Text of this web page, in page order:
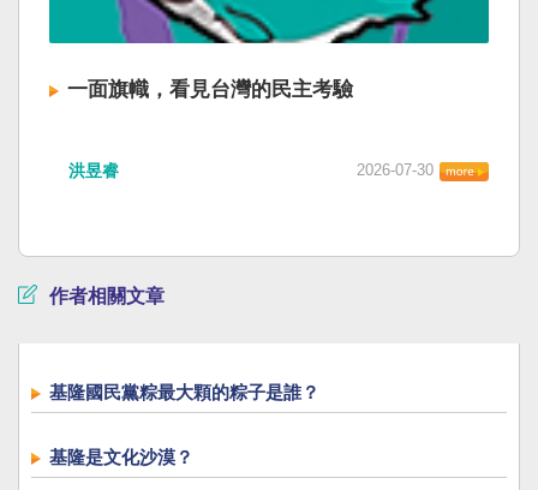
一面旗幟，看見台灣的民主考驗
洪昱睿 2026-07-30
作者相關文章
基隆國民黨粽最大顆的粽子是誰？
基隆是文化沙漠？